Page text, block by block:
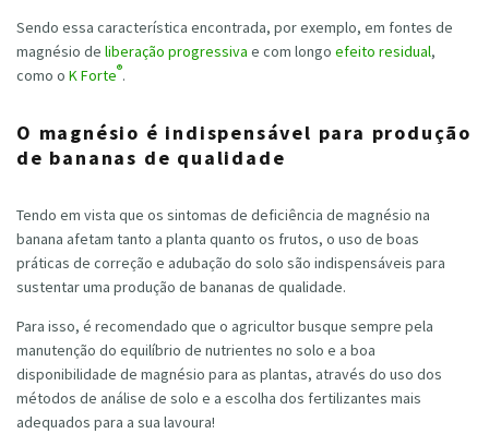
Sendo essa característica encontrada, por exemplo, em fontes de
magnésio de liberação progressiva e com longo efeito residual,
como o K Forte®.
O magnésio é indispensável para produção
de bananas de qualidade
Tendo em vista que os sintomas de deficiência de magnésio na
banana afetam tanto a planta quanto os frutos, o uso de boas
práticas de correção e adubação do solo são indispensáveis para
sustentar uma produção de bananas de qualidade.
Para isso, é recomendado que o agricultor busque sempre pela
manutenção do equilíbrio de nutrientes no solo e a boa
disponibilidade de magnésio para as plantas, através do uso dos
métodos de análise de solo e a escolha dos fertilizantes mais
adequados para a sua lavoura!